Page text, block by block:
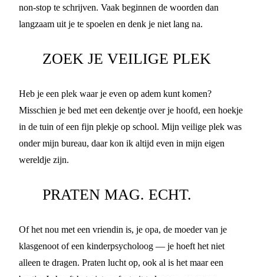
non-stop te schrijven. Vaak beginnen de woorden dan
langzaam uit je te spoelen en denk je niet lang na.
ZOEK JE VEILIGE PLEK
Heb je een plek waar je even op adem kunt komen?
Misschien je bed met een dekentje over je hoofd, een hoekje
in de tuin of een fijn plekje op school. Mijn veilige plek was
onder mijn bureau, daar kon ik altijd even in mijn eigen
wereldje zijn.
PRATEN MAG. ECHT.
Of het nou met een vriendin is, je opa, de moeder van je
klasgenoot of een kinderpsycholoog — je hoeft het niet
alleen te dragen. Praten lucht op, ook al is het maar een